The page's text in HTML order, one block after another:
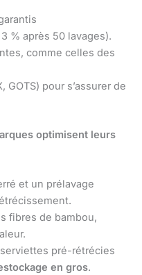
% après 50 lavages).
comme celles des
GOTS) pour s’assurer de
optimisent leurs
et un prélavage
fibres de bambou,
pré-rétrécies
en gros.